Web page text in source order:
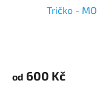
Tričko -
produktu
od 600 Kč